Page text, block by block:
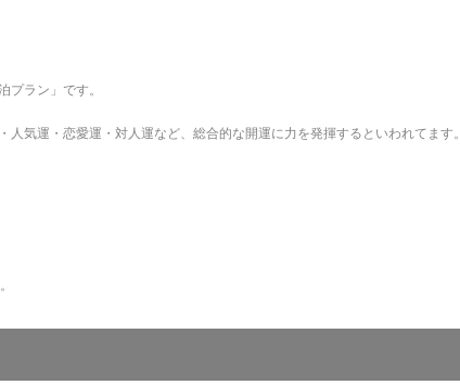
ラン」です。
気運・恋愛運・対人運など、総合的な開運に力を発揮するといわれてます。